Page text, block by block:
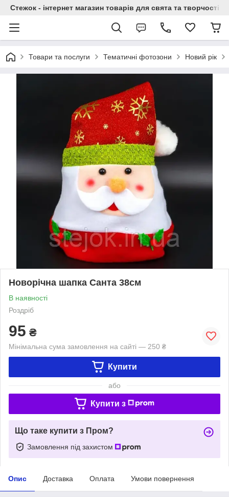
Стежок - інтернет магазин товарів для свята та творчості
Товари та послуги Тематичні фотозони Новий рік
Новорічна шапка Cанта 38см
В наявності
Роздріб
95 ₴
Мінімальна сума замовлення на сайті — 250 ₴
Купити
або
Купити з
Що таке купити з Пром?
Замовлення під захистом
Опис Доставка Оплата Умови повернення